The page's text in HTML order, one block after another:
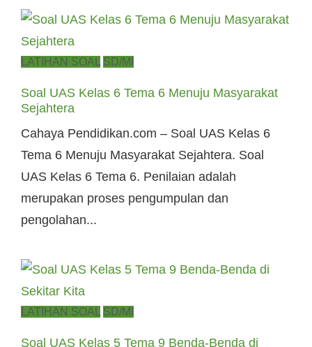
Posted
LATIHAN SOAL SD/MI
Soal UAS Kelas 6 Tema 6 Menuju Masyarakat
Sejahtera
Cahaya Pendidikan.com – Soal UAS Kelas 6
Tema 6 Menuju Masyarakat Sejahtera. Soal
UAS Kelas 6 Tema 6. Penilaian adalah
merupakan proses pengumpulan dan
pengolahan...
Posted
LATIHAN SOAL SD/MI
Soal UAS Kelas 5 Tema 9 Benda-Benda di